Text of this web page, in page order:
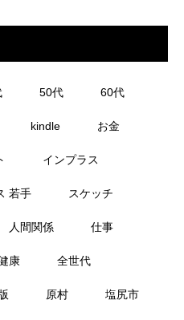
50代 60代
kindle お金
インプラス
若手 スケッチ
人間関係 仕事
康 全世代
原村 塩尻市